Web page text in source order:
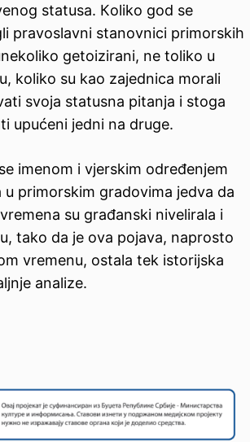
statusa. Кoliko god se
pravoslavni stanovnici primorskih
getoizirani, ne toliko u
koliko su kao zajednica morali
svoja statusna pitanja i stoga
upućeni jedni na druge.
imenom i vjerskim određenjem
u primorskim gradovima jedva da
su građanski nivelirala i
tako da je ova pojava, naprosto
vremenu, ostala tek istorijska
analize.